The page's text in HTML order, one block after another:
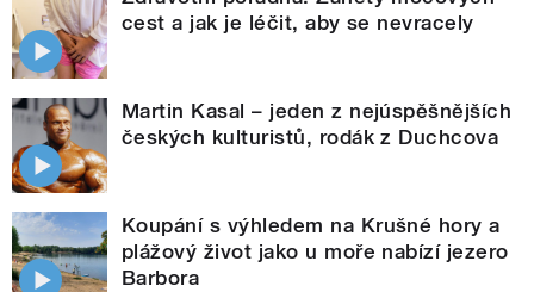
cest a jak je léčit, aby se nevracely
Martin Kasal – jeden z nejúspěšnějších
českých kulturistů, rodák z Duchcova
Koupání s výhledem na Krušné hory a
plážový život jako u moře nabízí jezero
Barbora